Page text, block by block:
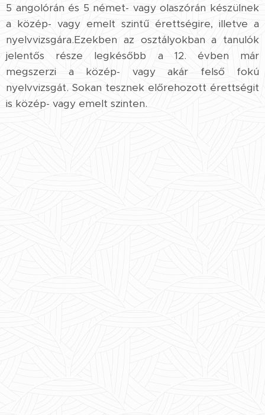
5 angolórán és 5 német- vagy olaszórán készülnek
a közép- vagy emelt szintű érettségire, illetve a
nyelvvizsgára.Ezekben az osztályokban a tanulók
jelentős része legkésőbb a 12. évben már
megszerzi a közép- vagy akár felső fokú
nyelvvizsgát. Sokan tesznek előrehozott érettségit
is közép- vagy emelt szinten.